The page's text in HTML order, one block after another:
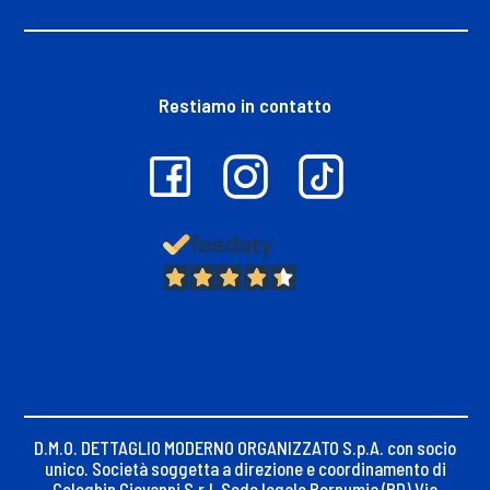
Restiamo in contatto
D.M.O. DETTAGLIO MODERNO ORGANIZZATO S.p.A. con socio
unico. Società soggetta a direzione e coordinamento di